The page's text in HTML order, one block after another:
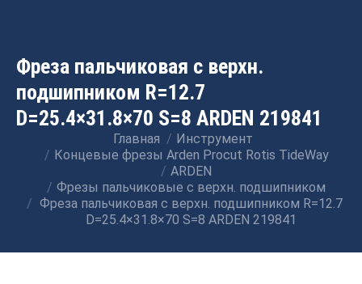
Фреза пальчиковая с верхн.
подшипником R=12.7
D=25.4×31.8×70 S=8 ARDEN 219841
Главная
Инструмент
Концевые фрезы Arden Procut Rotis TideWay
ARDEN
Фрезы пальчиковые с верхн. подшипником
Фреза пальчиковая с верхн. подшипником R=12.7
D=25.4×31.8×70 S=8 ARDEN 219841